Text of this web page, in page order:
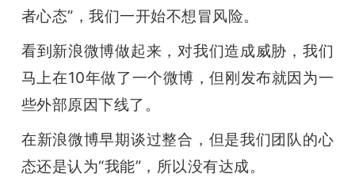
者心态”，我们一开始不想冒风险。
看到新浪微博做起来，对我们造成威胁，我们
马上在10年做了一个微博，但刚发布就因为一
些外部原因下线了。
在新浪微博早期谈过整合，但是我们团队的心
态还是认为“我能”，所以没有达成。